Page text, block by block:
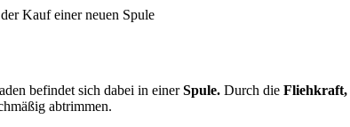
Kauf einer neuen Spule
befindet sich dabei in einerSpule. Durch die Fliehkraft,
abtrimmen.